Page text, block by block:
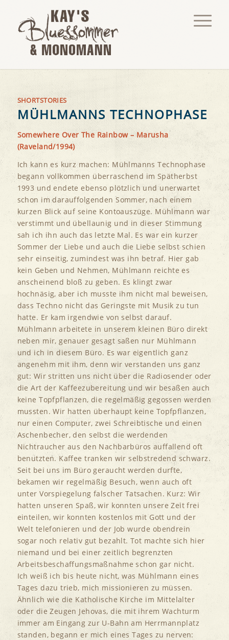
SHORTSTORIES
MÜHLMANNS TECHNOPHASE
Somewhere Over The Rainbow – Marusha
(Raveland/1994)
Ich kann es kurz machen: Mühlmanns Technophase
begann vollkommen überraschend im Spätherbst
1993 und endete ebenso plötzlich und unerwartet
schon im darauffolgenden Sommer, nach einem
kurzen Blick auf seine Kontoauszüge. Mühlmann war
verstimmt und übellaunig und in dieser Stimmung
sah ich ihn auch das letzte Mal. Es war ein kurzer
Sommer der Liebe und auch die Liebe selbst schien
sehr einseitig, zumindest was ihn betraf. Hier gab
kein Geben und Nehmen, Mühlmann reichte es
anscheinend bloß zu geben. Es klingt zwar
hochnäsig, aber ich musste ihm nicht mal beweisen,
dass Techno nicht das Geringste mit Musik zu tun
hatte. Er kam irgendwie von selbst darauf.
Mühlmann arbeitete in unserem kleinen Büro direkt
neben mir, genauer gesagt saßen nur Mühlmann
und ich in diesem Büro. Es war eigentlich ganz
angenehm mit ihm, denn wir verstanden uns ganz
gut: Wir stritten uns nicht über die Radiosender oder
die Art der Kaffeezubereitung und wir besaßen auch
keine Topfpflanzen, die regelmäßig gegossen werden
mussten. Wir hatten überhaupt keine Topfpflanzen,
nur einen Computer, zwei Schreibtische und einen
Aschenbecher, den selbst die werdenden
Nichtraucher aus den Nachbarbüros auffallend oft
benutzten. Kaffee tranken wir selbstredend schwarz.
Seit bei uns im Büro geraucht werden durfte,
bekamen wir regelmäßig Besuch, wenn auch oft
unter Vorspiegelung falscher Tatsachen. Kurz: Wir
hatten unseren Spaß, wir konnten unsere Zeit frei
einteilen, wir konnten kostenlos mit Gott und der
Welt telefonieren und der Job wurde obendrein
sogar noch relativ gut bezahlt. Tot machte sich hier
niemand und bei einer zeitlich begrenzten
Arbeitsbeschaffungsmaßnahme schon gar nicht.
Ich weiß ich bis heute nicht, was Mühlmann eines
Tages dazu trieb, mich missionieren zu müssen.
Ähnlich wie die Katholische Kirche im Mittelalter
oder die Zeugen Jehovas, die mit ihrem Wachturm
immer am Eingang zur U-Bahn am Herrmannplatz
standen, begann er mich eines Tages zu nerven: